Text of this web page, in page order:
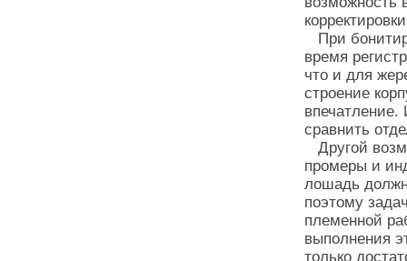
При
время
что и для
строение
впечатление.
сравнить
Другой
промеры и
лошадь
поэтому
племенной
выполнения
только